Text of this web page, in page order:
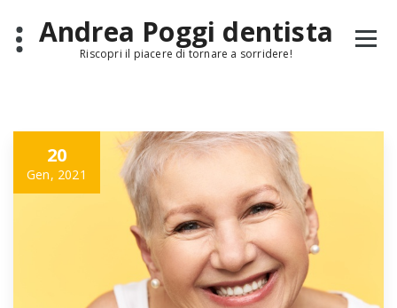
contentAndrea Poggi dentista
Riscopri il piacere di tornare a sorridere!
20
Gen, 2021